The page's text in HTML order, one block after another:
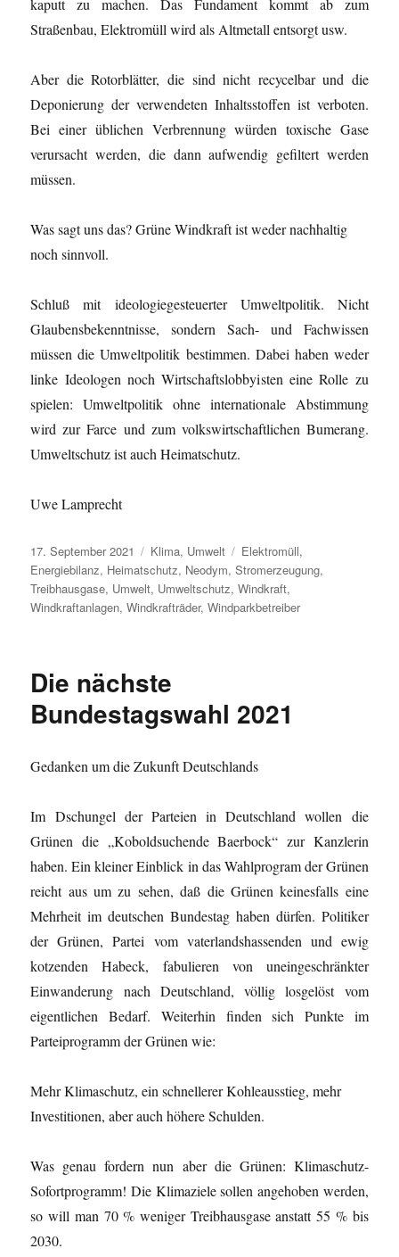
kaputt zu machen. Das Fundament kommt ab zum
Straßenbau, Elektromüll wird als Altmetall entsorgt usw.
Aber die Rotorblätter, die sind nicht recycelbar und die
Deponierung der verwendeten Inhaltsstoffen ist verboten.
Bei einer üblichen Verbrennung würden toxische Gase
verursacht werden, die dann aufwendig gefiltert werden
müssen.
Was sagt uns das? Grüne Windkraft ist weder nachhaltig
noch sinnvoll.
Schluß mit ideologiegesteuerter Umweltpolitik. Nicht
Glaubensbekenntnisse, sondern Sach- und Fachwissen
müssen die Umweltpolitik bestimmen. Dabei haben weder
linke Ideologen noch Wirtschaftslobbyisten eine Rolle zu
spielen: Umweltpolitik ohne internationale Abstimmung
wird zur Farce und zum volkswirtschaftlichen Bumerang.
Umweltschutz ist auch Heimatschutz.
Uwe Lamprecht
Veröffentlicht
am
17. September 2021 Kategorien
Klima, Umwelt Schlagwörter
Elektromüll,
Energiebilanz, Heimatschutz, Neodym,Stromerzeugung,
Treibhausgase, Umwelt, Umweltschutz,Windkraft,
Windkraftanlagen,Windkrafträder,Windparkbetreiber
Die nächste
Bundestagswahl 2021
Gedanken um die Zukunft Deutschlands
Im Dschungel der Parteien in Deutschland wollen die
Grünen die „Koboldsuchende Baerbock“ zur Kanzlerin
haben. Ein kleiner Einblick in das Wahlprogram der Grünen
reicht aus um zu sehen, daß die Grünen keinesfalls eine
Mehrheit im deutschen Bundestag haben dürfen. Politiker
der Grünen, Partei vom vaterlandshassenden und ewig
kotzenden Habeck, fabulieren von uneingeschränkter
Einwanderung nach Deutschland, völlig losgelöst vom
eigentlichen Bedarf. Weiterhin finden sich Punkte im
Parteiprogramm der Grünen wie:
Mehr Klimaschutz, ein schnellerer Kohleausstieg, mehr
Investitionen, aber auch höhere Schulden.
Was genau fordern nun aber die Grünen: Klimaschutz-
Sofortprogramm! Die Klimaziele sollen angehoben werden,
so will man 70 % weniger Treibhausgase anstatt 55 % bis
2030.